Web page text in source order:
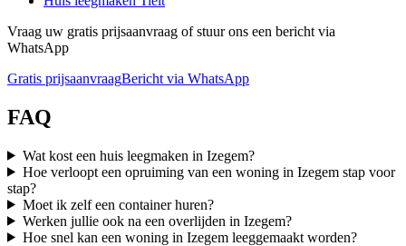
Vraag uw gratis prijsaanvraag of stuur ons een bericht via
WhatsApp
Gratis prijsaanvraagBericht via WhatsApp
FAQ
Wat kost een huis leegmaken in Izegem?
Hoe verloopt een opruiming van een woning in Izegem stap voor
stap?
Moet ik zelf een container huren?
Werken jullie ook na een overlijden in Izegem?
Hoe snel kan een woning in Izegem leeggemaakt worden?